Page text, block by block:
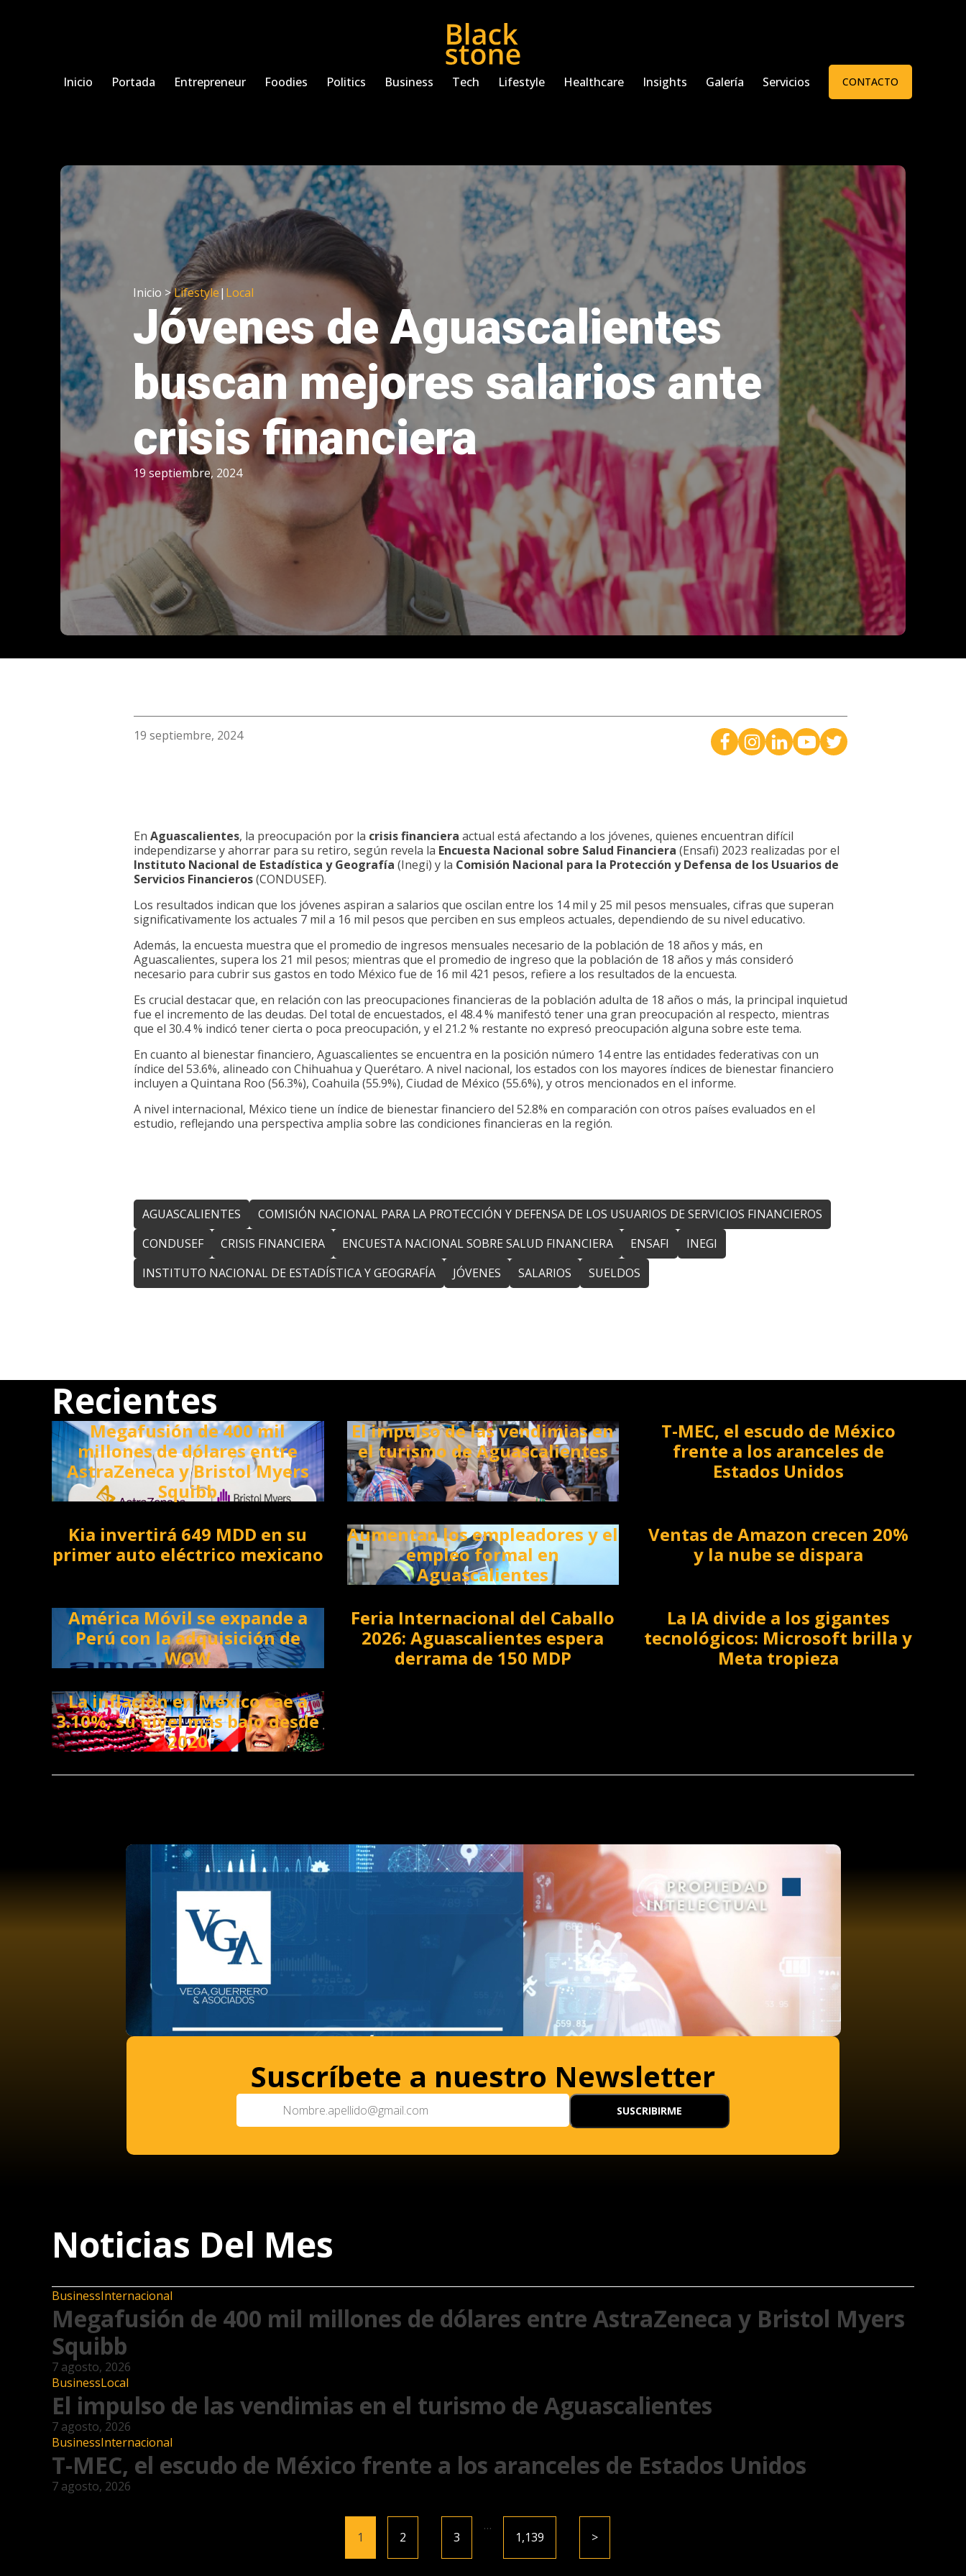
Inicio Portada Entrepreneur Foodies Politics Business Tech Lifestyle Healthcare Insights Galería Servicios CONTACTO
Inicio >Lifestyle| Local
Jóvenes de Aguascalientes
buscan mejores salarios ante
crisis financiera
19 septiembre, 2024
19 septiembre, 2024
En Aguascalientes, la preocupación por la crisis financiera actual está afectando a los jóvenes, quienes encuentran difícil
independizarse y ahorrar para su retiro, según revela la Encuesta Nacional sobre Salud Financiera (Ensafi) 2023 realizadas por el
Instituto Nacional de Estadística y Geografía (Inegi) y la Comisión Nacional para la Protección y Defensa de los Usuarios de
Servicios Financieros(CONDUSEF).
Los resultados indican que los jóvenes aspiran a salarios que oscilan entre los 14 mil y 25 mil pesos mensuales, cifras que superan
significativamente los actuales 7 mil a 16 mil pesos que perciben en sus empleos actuales, dependiendo de su nivel educativo.
Además, la encuesta muestra que el promedio de ingresos mensuales necesario de la población de 18 años y más, en
Aguascalientes, supera los 21 mil pesos; mientras que el promedio de ingreso que la población de 18 años y más consideró
necesario para cubrir sus gastos en todo México fue de 16 mil 421 pesos, refiere a los resultados de la encuesta.
Es crucial destacar que, en relación con las preocupaciones financieras de la población adulta de 18 años o más, la principal inquietud
fue el incremento de las deudas. Del total de encuestados, el 48.4 % manifestó tener una gran preocupación al respecto, mientras
que el 30.4 % indicó tener cierta o poca preocupación, y el 21.2 % restante no expresó preocupación alguna sobre este tema.
En cuanto al bienestar financiero, Aguascalientes se encuentra en la posición número 14 entre las entidades federativas con un
índice del 53.6%, alineado con Chihuahua y Querétaro. A nivel nacional, los estados con los mayores índices de bienestar financiero
incluyen a Quintana Roo (56.3%), Coahuila (55.9%), Ciudad de México (55.6%), y otros mencionados en el informe.
A nivel internacional, México tiene un índice de bienestar financiero del 52.8% en comparación con otros países evaluados en el
estudio, reflejando una perspectiva amplia sobre las condiciones financieras en la región.
AGUASCALIENTES
COMISIÓN NACIONAL PARA LA PROTECCIÓN Y DEFENSA DE LOS USUARIOS DE SERVICIOS FINANCIEROS
CONDUSEF
CRISIS FINANCIERA ENCUESTA NACIONAL SOBRE SALUD FINANCIERA ENSAFI
INEGI
INSTITUTO NACIONAL DE ESTADÍSTICA Y GEOGRAFÍA
JÓVENES SALARIOS SUELDOS
Recientes
Megafusión de 400 mil
millones de dólares entre
AstraZeneca y Bristol Myers
Squibb
El impulso de las vendimias en
el turismo de Aguascalientes
T-MEC, el escudo de México
frente a los aranceles de
Estados Unidos
Kia invertirá 649 MDD en su
primer auto eléctrico mexicano
Aumentan los empleadores y el
empleo formal en
Aguascalientes
Ventas de Amazon crecen 20%
y la nube se dispara
América Móvil se expande a
Perú con la adquisición de
WOW
Feria Internacional del Caballo
2026: Aguascalientes espera
derrama de 150 MDP
La IA divide a los gigantes
tecnológicos: Microsoft brilla y
Meta tropieza
La inflación en México cae a
3.10%, su nivel más bajo desde
2020
Suscríbete a nuestro Newsletter
Noticias Del Mes
BusinessInternacional
Megafusión de 400 mil millones de dólares entre AstraZeneca y Bristol Myers
Squibb
7 agosto, 2026
BusinessLocal
El impulso de las vendimias en el turismo de Aguascalientes
7 agosto, 2026
BusinessInternacional
T-MEC, el escudo de México frente a los aranceles de Estados Unidos
7 agosto, 2026
1 2 3
…
1,139 >